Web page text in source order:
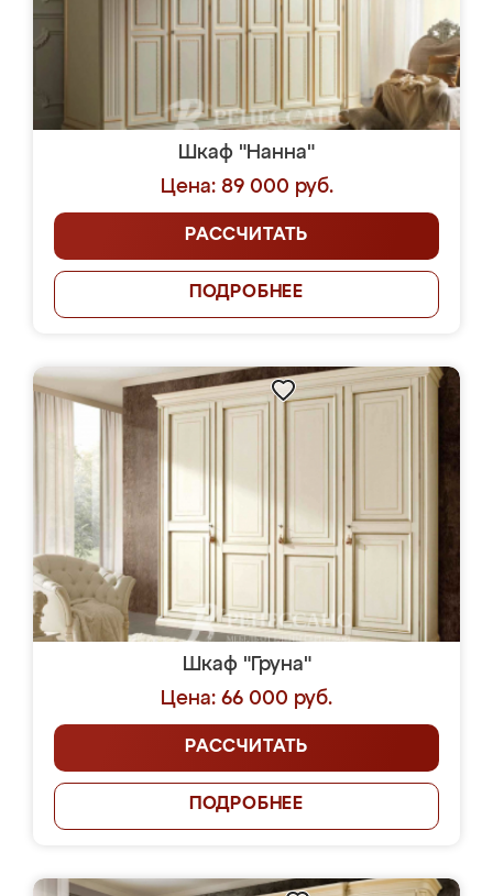
Шкаф "Нанна"
Цена: 89 000 руб.
РАССЧИТАТЬ
ПОДРОБНЕЕ
Шкаф "Груна"
Цена: 66 000 руб.
РАССЧИТАТЬ
ПОДРОБНЕЕ